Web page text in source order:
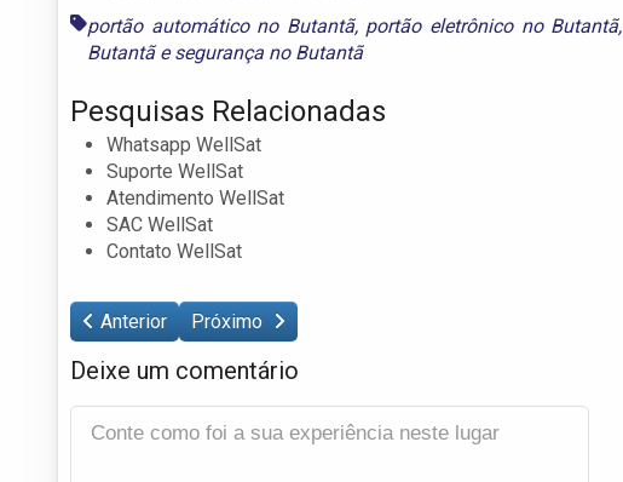
portão automático no Butantã, portão eletrônico no Butantã,
Butantãesegurança no Butantã
Pesquisas Relacionadas
Whatsapp WellSat
Suporte WellSat
Atendimento WellSat
SAC WellSat
Contato WellSat
Anterior Próximo
Deixe um comentário